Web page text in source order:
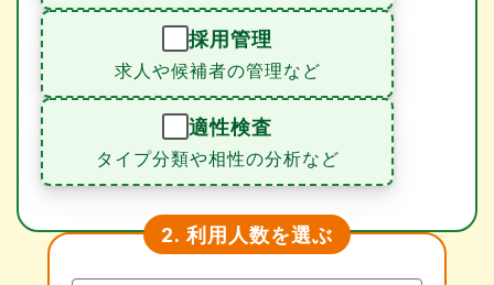
採用管理
求人や候補者の管理など
適性検査
タイプ分類や相性の分析など
2. 利用人数を選ぶ